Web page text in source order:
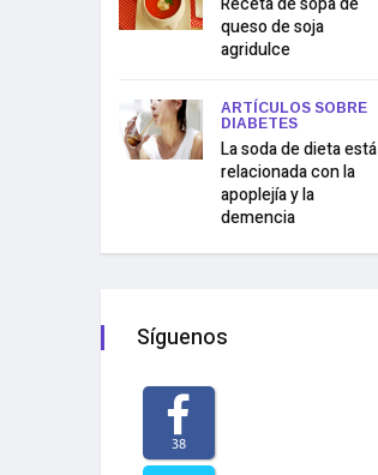
queso de soja
agridulce
ARTÍCULOS SOBRE
DIABETES
La soda de dieta está
relacionada con la
apoplejía y la
demencia
Síguenos
38